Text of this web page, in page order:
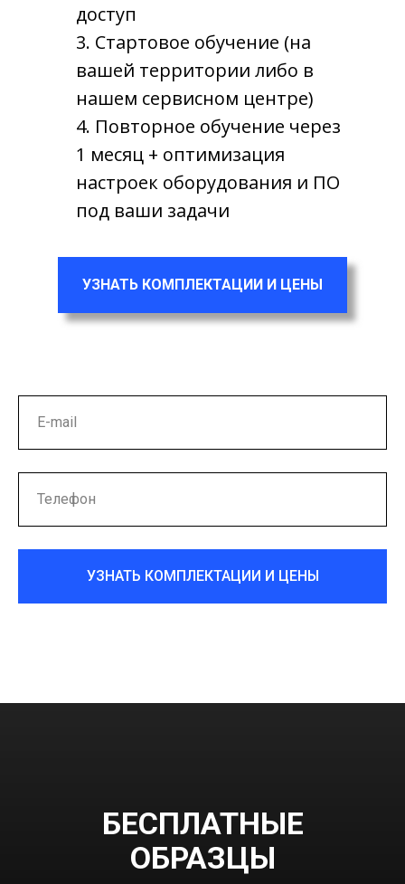
доступ
3. Стартовое обучение (на
вашей территории либо в
нашем сервисном центре)
4. Повторное обучение через
1 месяц + оптимизация
настроек оборудования и ПО
под ваши задачи
УЗНАТЬ КОМПЛЕКТАЦИИ И ЦЕНЫ
УЗНАТЬ КОМПЛЕКТАЦИИ И ЦЕНЫ
БЕСПЛАТНЫЕ
ОБРАЗЦЫ